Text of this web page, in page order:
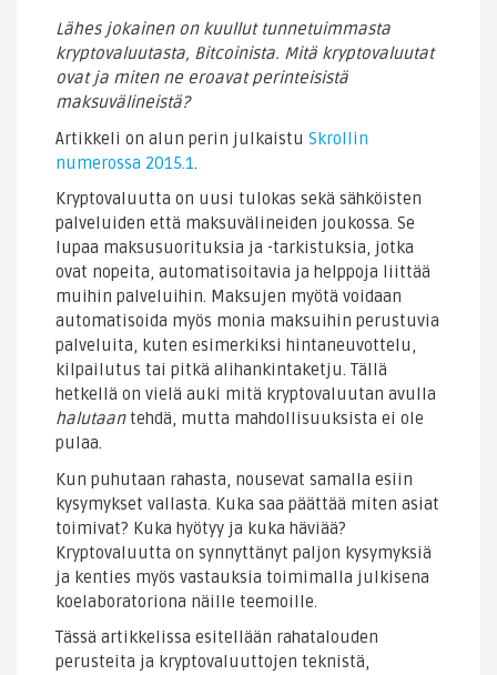
Lähes jokainen on kuullut tunnetuimmasta
kryptovaluutasta, Bitcoinista. Mitä kryptovaluutat
ovat ja miten ne eroavat perinteisistä
maksuvälineistä?
Artikkeli on alun perin julkaistu Skrollin
numerossa 2015.1.
Kryptovaluutta on uusi tulokas sekä sähköisten
palveluiden että maksuvälineiden joukossa. Se
lupaa maksusuorituksia ja -tarkistuksia, jotka
ovat nopeita, automatisoitavia ja helppoja liittää
muihin palveluihin. Maksujen myötä voidaan
automatisoida myös monia maksuihin perustuvia
palveluita, kuten esimerkiksi hintaneuvottelu,
kilpailutus tai pitkä alihankintaketju. Tällä
hetkellä on vielä auki mitä kryptovaluutan avulla
halutaantehdä, mutta mahdollisuuksista ei ole
pulaa.
Kun puhutaan rahasta, nousevat samalla esiin
kysymykset vallasta. Kuka saa päättää miten asiat
toimivat? Kuka hyötyy ja kuka häviää?
Kryptovaluutta on synnyttänyt paljon kysymyksiä
ja kenties myös vastauksia toimimalla julkisena
koelaboratoriona näille teemoille.
Tässä artikkelissa esitellään rahatalouden
perusteita ja kryptovaluuttojen teknistä,